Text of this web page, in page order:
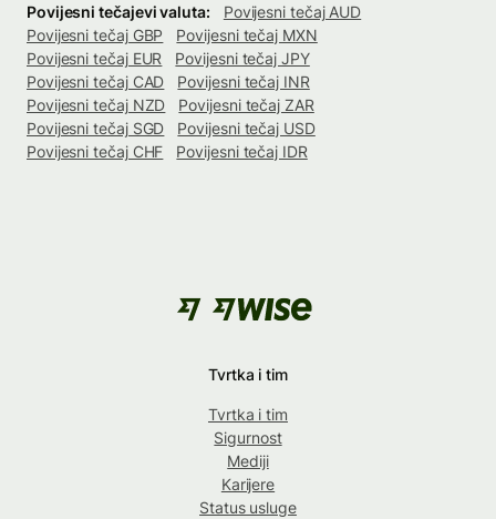
Povijesni tečajevi valuta:
Povijesni tečaj AUD
Povijesni tečaj GBP
Povijesni tečaj MXN
Povijesni tečaj EUR
Povijesni tečaj JPY
Povijesni tečaj CAD
Povijesni tečaj INR
Povijesni tečaj NZD
Povijesni tečaj ZAR
Povijesni tečaj SGD
Povijesni tečaj USD
Povijesni tečaj CHF
Povijesni tečaj IDR
Tvrtka i tim
Tvrtka i tim
Sigurnost
Mediji
Karijere
Status usluge